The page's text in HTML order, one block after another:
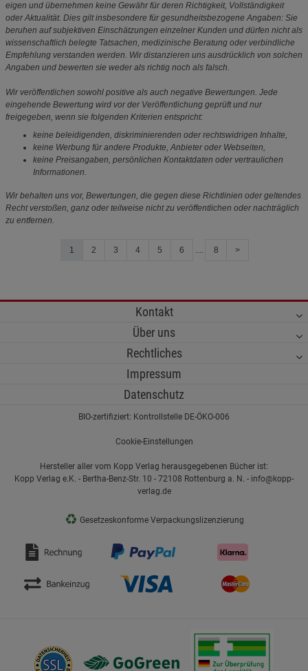
eigen und übernehmen keine Gewähr für deren Richtigkeit, Vollständigkeit
oder Aktualität. Dies gilt insbesondere für gesundheitsbezogene Angaben: Sie
beruhen auf subjektiven Einschätzungen einzelner Kunden und dürfen nicht als
wissenschaftlich belegte Tatsachen, medizinische Beratung oder verbindliche
Empfehlung verstanden werden. Wir distanzieren uns ausdrücklich von solchen
Angaben und bewerten sie weder als richtig noch als falsch.
Wir veröffentlichen sowohl positive als auch negative Bewertungen. Jede
eingehende Bewertung wird vor der Veröffentlichung geprüft und nur
freigegeben, wenn sie folgenden Kriterien entspricht:
keine beleidigenden, diskriminierenden oder rechtswidrigen Inhalte,
keine Werbung für andere Produkte, Anbieter oder Webseiten,
keine Preisangaben, persönlichen Kontaktdaten oder vertraulichen
Informationen.
Wir behalten uns vor, Bewertungen, die gegen diese Richtlinien oder geltendes
Recht verstoßen, ganz oder teilweise nicht zu veröffentlichen oder nachträglich
zu entfernen.
1 2 3 4 5 6 .... 8 >
Kontakt
Über uns
Rechtliches
Impressum
Datenschutz
BIO-zertifiziert: Kontrollstelle DE-ÖKO-006
Cookie-Einstellungen
Hersteller aller vom Kopp Verlag herausgegebenen Bücher ist:
Kopp Verlag e.K. - Bertha-Benz-Str. 10 - 72108 Rottenburg a. N. - info@kopp-
verlag.de
♻ Gesetzeskonforme Verpackungslizenzierung